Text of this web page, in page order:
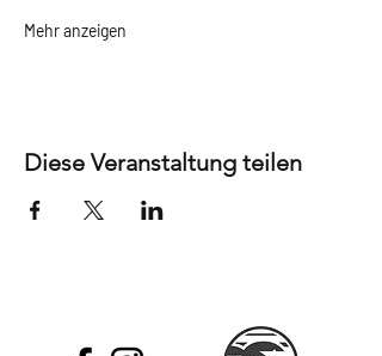
Mehr anzeigen
Diese Veranstaltung teilen